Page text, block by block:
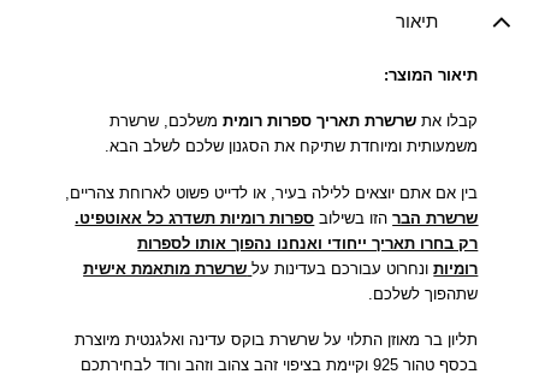
תיאור
תיאור המוצר:
קבלו את שרשרת תאריך ספרות רומיתמשלכם, שרשרת
משמעותית ומיוחדת שתיקח את הסגנון שלכם לשלב הבא.
בין אם אתם יוצאים ללילה בעיר, או לדייט פשוט לארוחת צהריים,
שרשרת הברהזו בשילוב ספרות רומיות תשדרג כל אאוטפיט.
רק בחרו תאריך ייחודי ואנחנו נהפוך אותו לספרות
רומיותונחרוט עבורכם בעדינות על שרשרת מותאמת אישית
שתהפוך לשלכם.
תליון בר מאוזן התלוי על שרשרת בוקס עדינה ואלגנטית מיוצרת
בכסף טהור 925 וקיימת בציפוי זהב צהוב וזהב ורוד לבחירתכם